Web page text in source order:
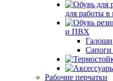
для работы
и ПВХ
Галоши
Рабочие перчатки